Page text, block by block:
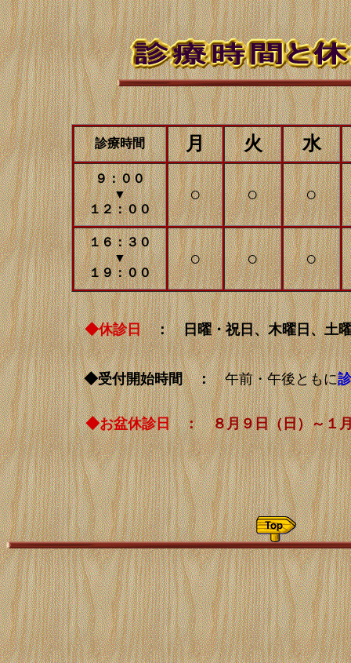
◆休診日： 日曜・祝日、木曜日、土
診療時間 月 火 水
９：００
▼
１２：００
○ ○ ○
１６：３０
▼
１９：００
○ ○ ○
◆受付開始時間：午前・午後ともに
◆お盆休診日： ８月９日（日）～１月